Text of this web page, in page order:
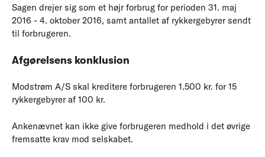
Sagen drejer sig som et højr forbrug for perioden 31. maj
2016 - 4. oktober 2016, samt antallet af rykkergebyrer sendt
til forbrugeren.
Afgørelsens konklusion
Modstrøm A/S skal kreditere forbrugeren 1.500 kr. for 15
rykkergebyrer af 100 kr.
Ankenævnet kan ikke give forbrugeren medhold i det øvrige
fremsatte krav mod selskabet.